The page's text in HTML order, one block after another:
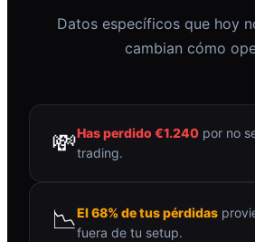
Datos específicos que hoy
cambian cómo
💸Has perdido €1.240 por no
trading.
📉El 68% de tus pérdidas
fuera de tu setup.